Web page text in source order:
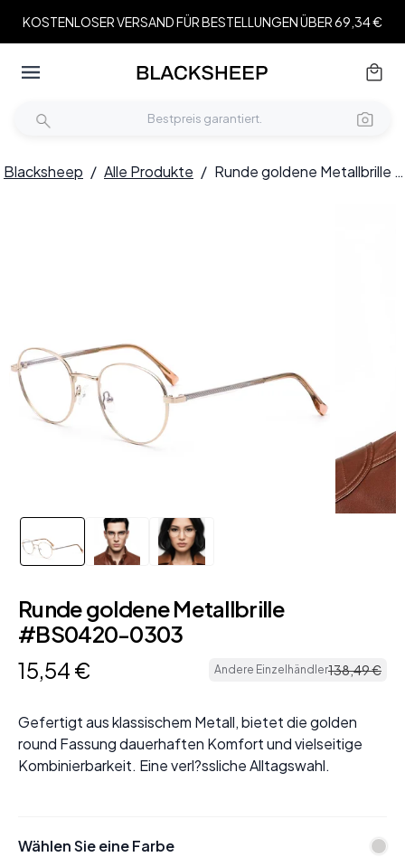
KOSTENLOSER VERSAND FÜR BESTELLUNGEN ÜBER 69,34 €
Blacksheep / Alle Produkte / Runde goldene Metallbrille #BS0420-0303
Runde goldene Metallbrille
#BS0420-0303
15,54 € Andere Einzelhändler138,49€
Gefertigt aus klassischem Metall, bietet die golden
round Fassung dauerhaften Komfort und vielseitige
Kombinierbarkeit. Eine verl?ssliche Alltagswahl.
Wählen Sie eine Farbe